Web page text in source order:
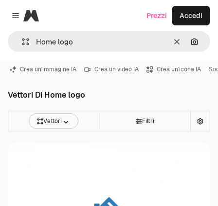
Close menu
Magnific
CancellaCerca
Prezzi Accedi
Crea un'immagine IA Crea un video IA Crea un'icona IA
Vettori Di Home logo
Vettori Filtri